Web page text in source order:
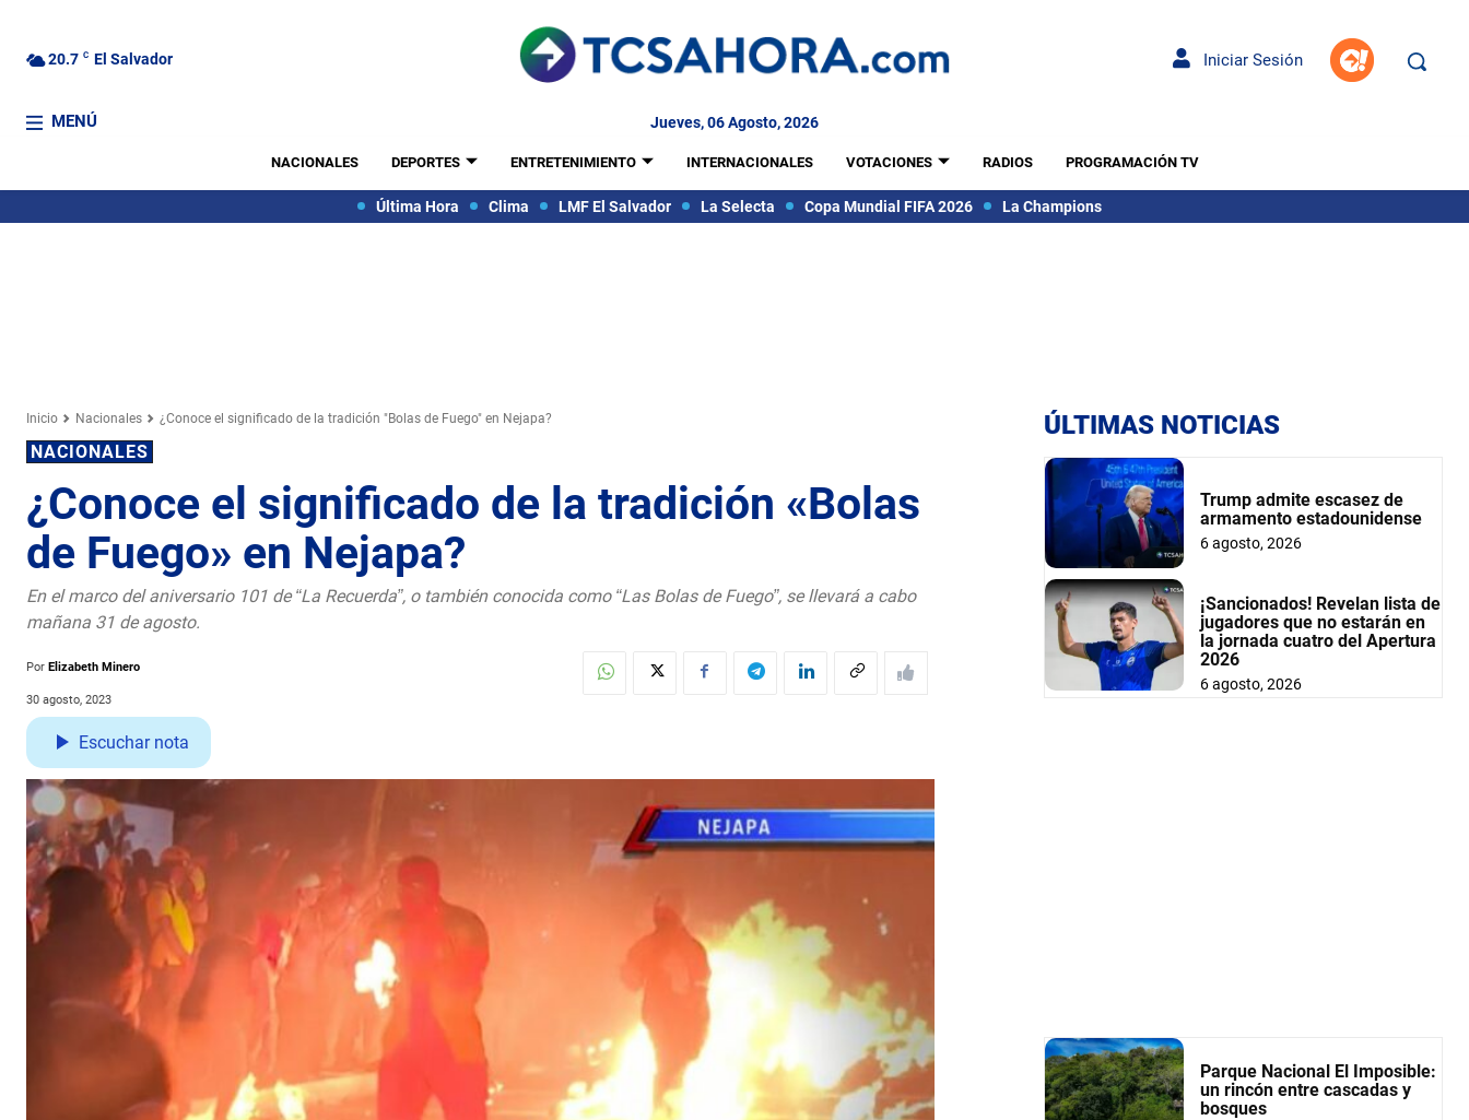
20.7 C El Salvador Iniciar Sesión
MENÚ Jueves, 06 Agosto, 2026
NACIONALES DEPORTES ENTRETENIMIENTO INTERNACIONALES VOTACIONES RADIOS PROGRAMACIÓN TV
Última Hora Clima LMF El Salvador La Selecta Copa Mundial FIFA 2026 La Champions
Inicio Nacionales ¿Conoce el significado de la tradición "Bolas de Fuego" en Nejapa?
NACIONALES
¿Conoce el significado de la tradición «Bolas
de Fuego» en Nejapa?
En el marco del aniversario 101 de “La Recuerda”, o también conocida como “Las Bolas de Fuego”, se llevará a cabo
mañana 31 de agosto.
Por Elizabeth Minero
30 agosto, 2023
Escuchar nota
ÚLTIMAS NOTICIAS
Trump admite escasez de
armamento estadounidense
6 agosto, 2026
¡Sancionados! Revelan lista de
jugadores que no estarán en
la jornada cuatro del Apertura
2026
6 agosto, 2026
Parque Nacional El Imposible:
un rincón entre cascadas y
bosques